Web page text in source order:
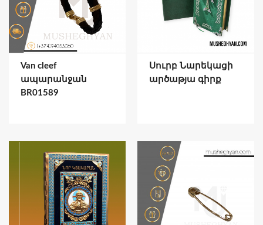
Van cleef
ապարանջան
BR01589
Սուրբ Նարեկացի
արծաթյա գիրք